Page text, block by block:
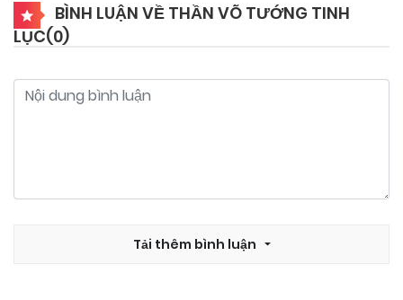
Chapter 51
Chapter 50 03/11/2024
BÌNH LUẬN VỀ THẦN VÕ TƯỚNG TINH
LỤC(0)
Tải thêm bình luận